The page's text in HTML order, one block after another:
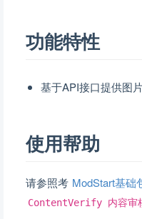
功能特性
基于API接口提供图
使用帮助
请参照考 ModStart基础
ContentVerify 内容审